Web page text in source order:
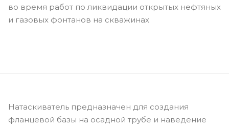
во время работ по ликвидации открытых нефтяных
и газовых фонтанов на скважинах
Натаскиватель предназначен для создания
фланцевой базы на осадной трубе и наведение